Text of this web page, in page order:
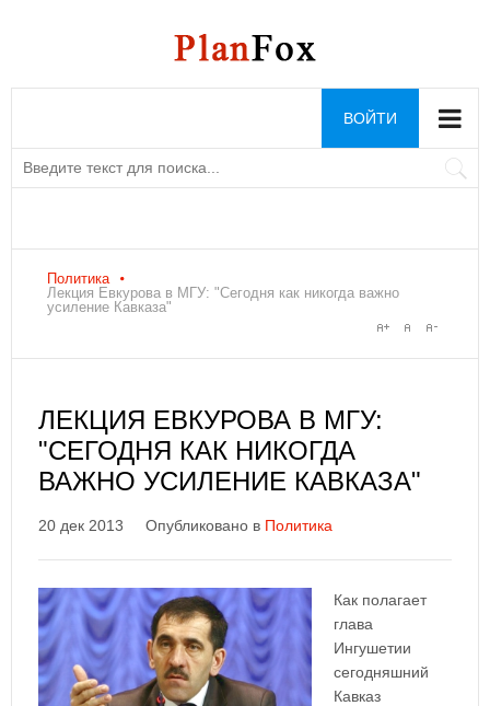
ВОЙТИ
Политика
Лекция Евкурова в МГУ: "Сегодня как никогда важно
усиление Кавказа"
ЛЕКЦИЯ ЕВКУРОВА В МГУ:
"СЕГОДНЯ КАК НИКОГДА
ВАЖНО УСИЛЕНИЕ КАВКАЗА"
20 дек 2013 Опубликовано в Политика
Как полагает
глава
Ингушетии
сегодняшний
Кавказ